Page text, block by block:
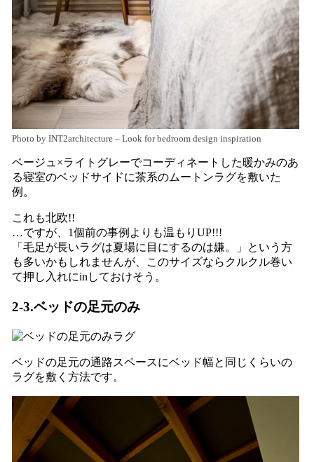
Photo by INT2architecture– Look for bedroom design inspiration
ベージュ×ライトグレーでコーディネートした暖かみのあ
る寝室のベッドサイドに茶系のムートンラグを敷いた
例。
これも北欧!!
…ですが、1個前の事例よりも温もりUP!!!
「毛足が長いラグは夏場に目にするのは嫌。」という方
も多いかもしれませんが、このサイズならクルクル巻い
て押し入れにinしておけそう。
2-3.ベッドの足元のみ
ベッドの足元の通路スペースにベッド幅と同じくらいの
ラグを敷く方法です。